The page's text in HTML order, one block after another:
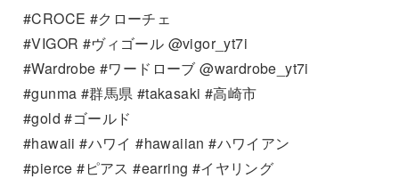
#CROCE #クローチェ
#VIGOR #ヴィゴール @vigor_yt7i
#Wardrobe #ワードローブ @wardrobe_yt7i
#gunma #群馬県 #takasaki #高崎市
#gold #ゴールド
#hawaii #ハワイ #hawaiian #ハワイアン
#pierce #ピアス #earring #イヤリング